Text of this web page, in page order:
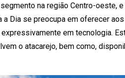
na região Centro-oeste,
a Dia se preocupa em oferecer
em tecnologia.
o atacarejo, bem como,